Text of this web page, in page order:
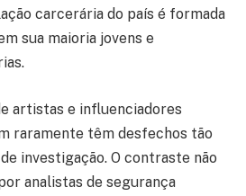
carcerária do país é formada
sua maioria jovens e
artistas e influenciadores
raramente têm desfechos tão
investigação. O contraste não
analistas de segurança